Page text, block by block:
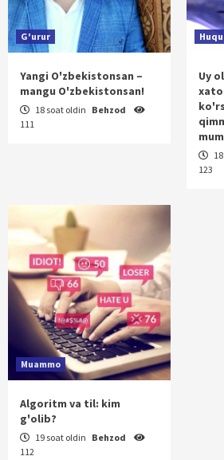
G'urur
Yangi O'zbekistonsan –
mangu O'zbekistonsan!
18 soat oldin Behzod
111
Uy
123
Muammo
Algoritm va til: kim
g'olib?
19 soat oldin Behzod
112